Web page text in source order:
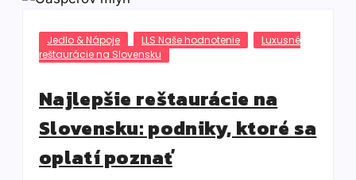
Jedlo & Nápoje LLS Naše hodnotenie
Luxusné
reštaurácie na Slovensku
Najlepšie reštaurácie na
Slovensku: podniky, ktoré sa
oplatí poznať